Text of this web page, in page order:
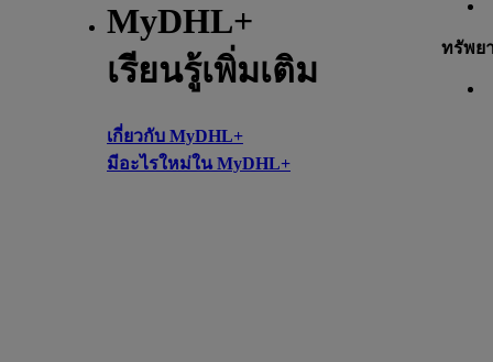
MyDHL+
เรียนรู้เพิ่มเติม
เกี่ยวกับ MyDHL+
มีอะไรใหม่ใน MyDHL+
ทรัพย